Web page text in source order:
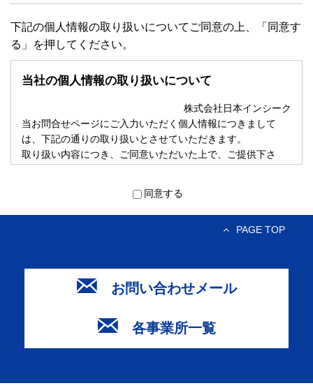
下記の個人情報の取り扱いについてご同意の上、「同意す
る」を押してください。
当社の個人情報の取り扱いについて
株式会社日本インシーク
当お問合せページにご入力いただく個人情報につきまして
は、下記の通りの取り扱いとさせていただきます。
取り扱い内容につき、ご同意いただいた上で、ご提供下さ
代表取締役 皆木 卓士 住所 大阪市中央区南
本町三丁目6-14 イトゥビル
同意する
PAGE TOP
お問い合わせメール
各事業所一覧